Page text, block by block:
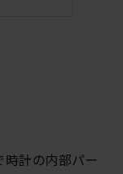
計の内部パー